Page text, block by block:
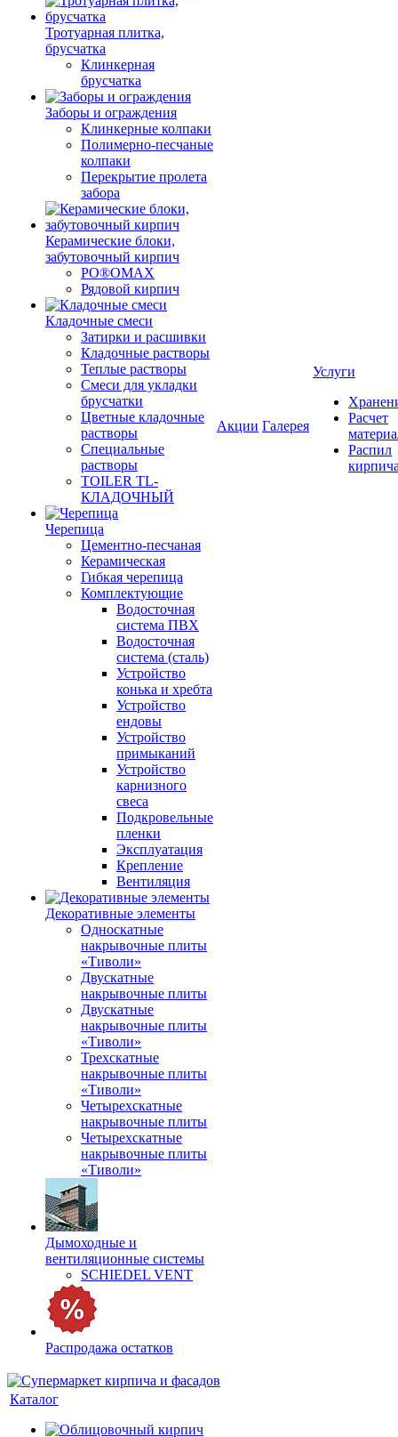
Тротуарная плитка,
брусчатка
Клинкерная
брусчатка
Заборы и ограждения
Клинкерные колпаки
Полимерно-песчаные
колпаки
Перекрытие пролета
забора
Керамические блоки,
забутовочный кирпич
PO®OMAX
Рядовой кирпич
Кладочные смеси
Затирки и расшивки
Кладочные растворы
Теплые растворы
Смеси для укладки
брусчатки
Цветные кладочные
растворы
Специальные
растворы
TOILER TL-
КЛАДОЧНЫЙ
Черепица
Цементно-песчаная
Керамическая
Гибкая черепица
Комплектующие
Водосточная
система ПВХ
Водосточная
система (сталь)
Устройство
конька и хребта
Устройство
ендовы
Устройство
примыканий
Устройство
карнизного
свеса
Подкровельные
пленки
Эксплуатация
Крепление
Вентиляция
Декоративные элементы
Односкатные
накрывочные плиты
«Тиволи»
Двускатные
накрывочные плиты
Двускатные
накрывочные плиты
«Тиволи»
Трехскатные
накрывочные плиты
«Тиволи»
Четырехскатные
накрывочные плиты
Четырехскатные
накрывочные плиты
«Тиволи»
Дымоходные и
вентиляционные системы
SCHIEDEL VENT
Распродажа остатков
Акции Галерея
Услуги
Расчет
Распил
Каталог